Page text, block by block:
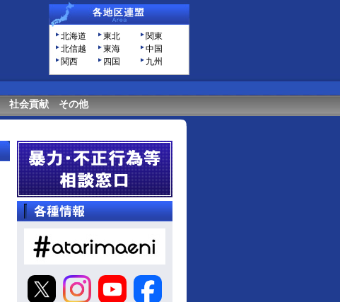
北海道 東北
関東
北信越
東海
中国
関西
四国 九州
社会貢献 その他